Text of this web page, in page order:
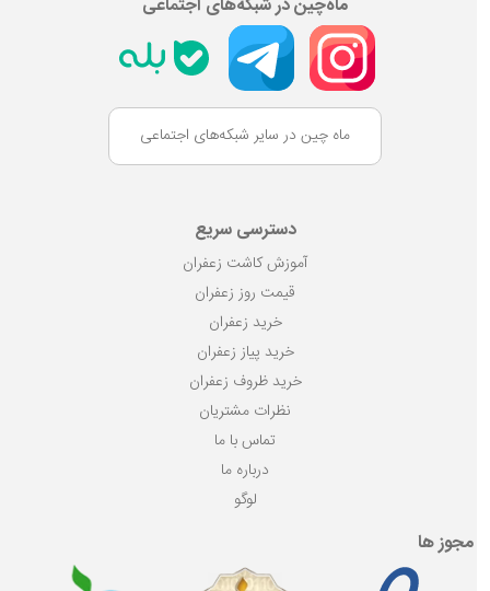
ماه چین در سایر شبکه‌های اجتماعی
دسترسی سریع
آموزش کاشت زعفران
قیمت روز زعفران
خرید زعفران
خرید پیاز زعفران
خرید ظروف زعفران
نظرات مشتریان
تماس با ما
درباره ما
لوگو
مجوز ها